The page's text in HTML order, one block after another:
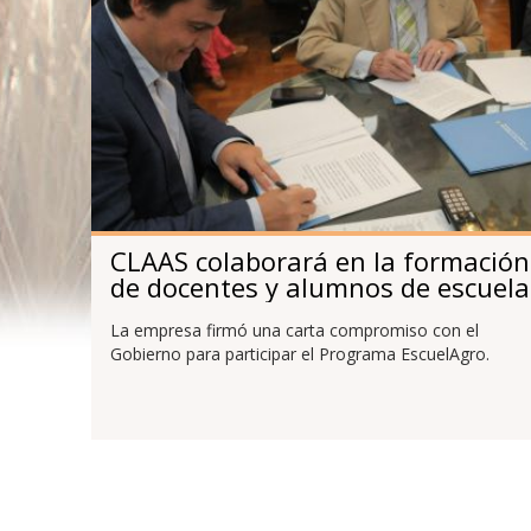
CLAAS colaborará en la formación
de docentes y alumnos de
La empresa firmó una carta compromiso con el
Gobierno para participar el Programa EscuelAgro.